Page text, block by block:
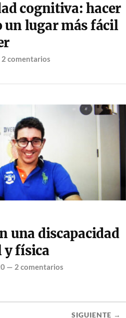
cognitiva: hacer
un lugar más fácil
2 comentarios
una discapacidad
y física
— 2 comentarios
SIGUIENTE →